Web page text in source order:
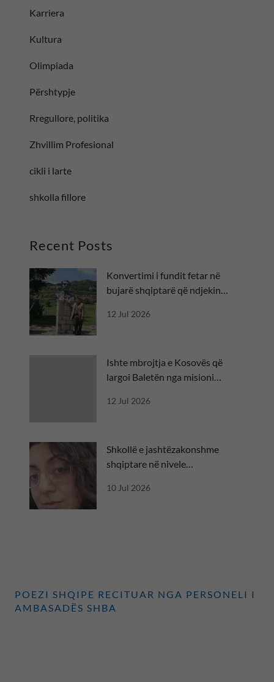
Karriera
Kultura
Olimpiada
Përshtypje
Rregullore, politika
Zhvillim Profesional
cikli i larte
shkolla fillore
Recent Posts
Konvertimi i fundit fetar në
bujarë shqiptarë që ndjekin
12 Jul 2026
Ishte mbrojtja e Kosovës që
largoi Baletën nga misioni
12 Jul 2026
Shkollë e jashtëzakonshme
shqiptare në nivele
10 Jul 2026
POEZI SHQIPE RECITUAR NGA PERSONELI I
AMBASADËS SHBA